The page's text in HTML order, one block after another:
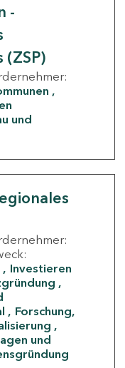
-
und
Investieren
Forschung,
und